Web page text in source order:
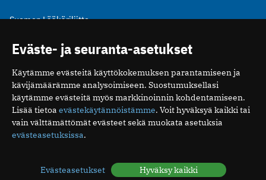
Suomen Lääkäriliitto
00510 Helsinki
puh. (09) 393 091
toimitus@potilaanlaakarilehti.fi
ISSN 2323-9476
Eväste- ja seuranta-asetukset
Käytämme evästeitä käyttökokemuksen parantamiseen ja
kävijämäärämme analysoimiseen. Suostumuksellasi
käytämme evästeitä myös markkinoinnin kohdentamiseen.
Lisää tietoa evästekäytännöistämme. Voit hyväksyä kaikki tai
vain välttämättömät evästeet sekä muokata asetuksia
evästeasetuksissa.
Evästeasetukset Hyväksy kaikki